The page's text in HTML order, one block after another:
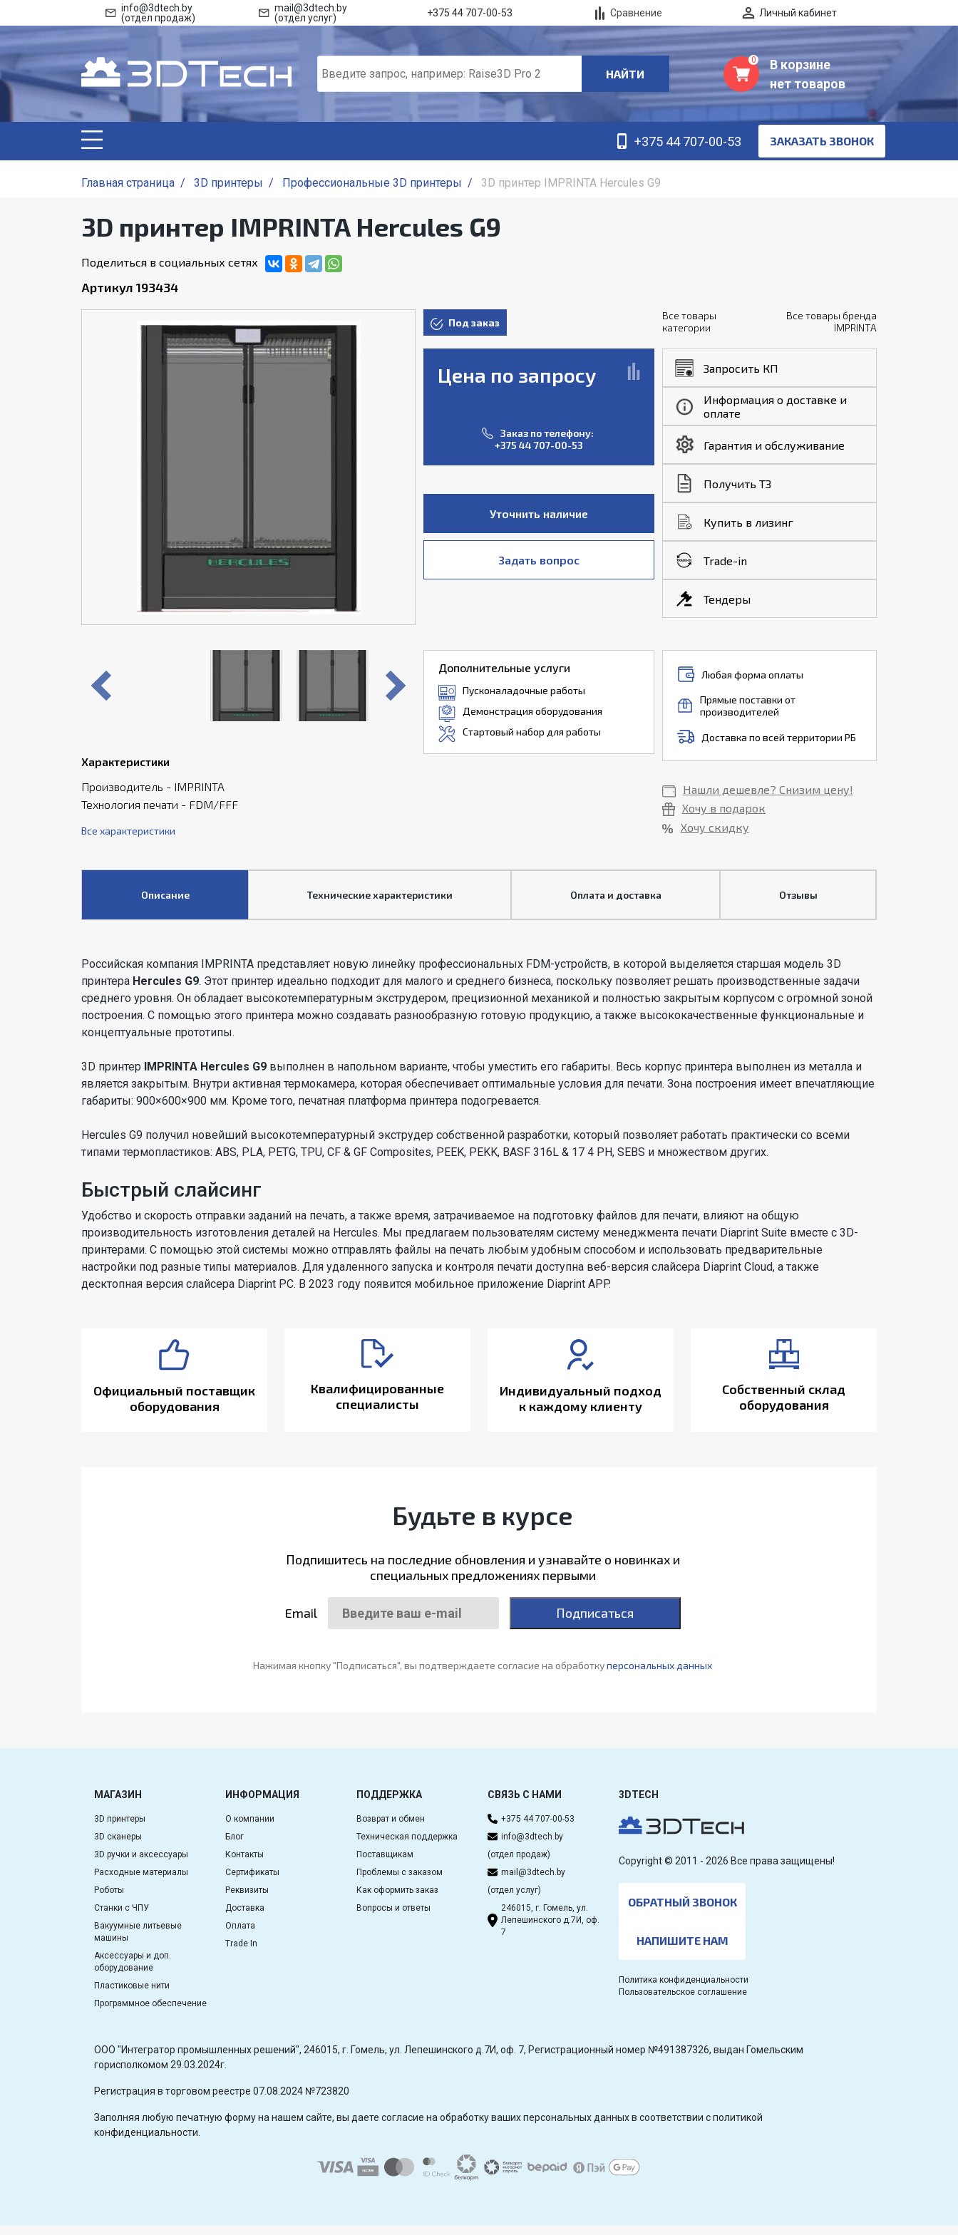
info@3dtech.by
(отдел продаж)
mail@3dtech.by
(отдел услуг)
+375 44 707-00-53 Сравнение Личный кабинет
НАЙТИ
0
В корзине
нет товаров
+375 44 707-00-53 ЗАКАЗАТЬ ЗВОНОК
Главная страница / 3D принтеры / Профессиональные 3D принтеры / 3D принтер IMPRINTA Hercules G9
3D принтер IMPRINTA Hercules G9
Поделиться в социальных сетях
Артикул 193434
Под заказ
Цена по запросу
Заказ по телефону:
+375 44 707-00-53
Уточнить наличие
Задать вопрос
Все товары
категории
Все товары бренда
IMPRINTA
Запросить КП
Информация о доставке и
оплате
Гарантия и обслуживание
Получить ТЗ
Купить в лизинг
Trade-in
Тендеры
Характеристики
Производитель - IMPRINTA
Технология печати - FDM/FFF
Все характеристики
Дополнительные услуги
Пусконаладочные работы
Демонстрация оборудования
Стартовый набор для работы
Любая форма оплаты
Прямые поставки от
производителей
Доставка по всей территории РБ
Нашли дешевле? Снизим цену!
Хочу в подарок
Хочу скидку
Описание Технические характеристики Оплата и доставка Отзывы
Российская компания IMPRINTA представляет новую линейку профессиональных FDM-устройств, в которой выделяется старшая модель 3D
принтера Hercules G9. Этот принтер идеально подходит для малого и среднего бизнеса, поскольку позволяет решать производственные задачи
среднего уровня. Он обладает высокотемпературным экструдером, прецизионной механикой и полностью закрытым корпусом с огромной зоной
построения. С помощью этого принтера можно создавать разнообразную готовую продукцию, а также высококачественные функциональные и
концептуальные прототипы.
3D принтер IMPRINTA Hercules G9 выполнен в напольном варианте, чтобы уместить его габариты. Весь корпус принтера выполнен из металла и
является закрытым. Внутри активная термокамера, которая обеспечивает оптимальные условия для печати. Зона построения имеет впечатляющие
габариты: 900×600×900 мм. Кроме того, печатная платформа принтера подогревается.
Hercules G9 получил новейший высокотемпературный экструдер собственной разработки, который позволяет работать практически со всеми
типами термопластиков: ABS, PLA, PETG, TPU, CF & GF Composites, PEEK, PEKK, BASF 316L & 17 4 PH, SEBS и множеством других.
Быстрый слайсинг
Удобство и скорость отправки заданий на печать, а также время, затрачиваемое на подготовку файлов для печати, влияют на общую
производительность изготовления деталей на Hercules. Мы предлагаем пользователям систему менеджмента печати Diaprint Suite вместе с 3D-
принтерами. С помощью этой системы можно отправлять файлы на печать любым удобным способом и использовать предварительные
настройки под разные типы материалов. Для удаленного запуска и контроля печати доступна веб-версия слайсера Diaprint Cloud, а также
десктопная версия слайсера Diaprint PC. В 2023 году появится мобильное приложение Diaprint APP.
Официальный поставщик
оборудования
Квалифицированные
специалисты
Индивидуальный подход
к каждому клиенту
Собственный склад
оборудования
Будьте в курсе
Подпишитесь на последние обновления и узнавайте о новинках и
специальных предложениях первыми
Email Подписаться
Нажимая кнопку "Подписаться", вы подтверждаете согласие на обработкуперсональных данных
МАГАЗИН
3D принтеры
3D сканеры
3D ручки и аксессуары
Расходные материалы
Роботы
Станки с ЧПУ
Вакуумные литьевые
машины
Аксессуары и доп.
оборудование
Пластиковые нити
Программное обеспечение
ИНФОРМАЦИЯ
О компании
Блог
Контакты
Сертификаты
Реквизиты
Доставка
Оплата
Trade In
ПОДДЕРЖКА
Возврат и обмен
Техническая поддержка
Поставщикам
Проблемы с заказом
Как оформить заказ
Вопросы и ответы
СВЯЗЬ С НАМИ
+375 44 707-00-53
info@3dtech.by
(отдел продаж)
mail@3dtech.by
(отдел услуг)
246015, г. Гомель, ул.
Лепешинского д.7И, оф.
7
3DTECH
Copyright © 2011 - 2026 Все права защищены!
ОБРАТНЫЙ ЗВОНОК
НАПИШИТЕ НАМ
Политика конфиденциальности
Пользовательское соглашение
OOO "Интегратор промышленных решений", 246015, г. Гомель, ул. Лепешинского д.7И, оф. 7, Регистрационный номер №491387326, выдан Гомельским
горисполкомом 29.03.2024г.
Регистрация в торговом реестре 07.08.2024 №723820
Заполняя любую печатную форму на нашем сайте, вы даете согласие на обработку ваших персональных данных в соответствии с политикой
конфиденциальности.